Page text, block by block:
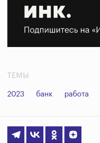
ТЕМЫ
2023 банк работа